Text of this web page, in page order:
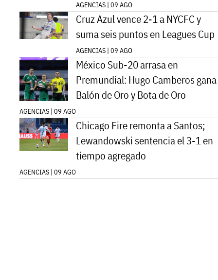
AGENCIAS | 09 AGO
Cruz Azul vence 2-1 a NYCFC y
suma seis puntos en Leagues Cup
AGENCIAS | 09 AGO
México Sub-20 arrasa en
Premundial: Hugo Camberos gana
Balón de Oro y Bota de Oro
AGENCIAS | 09 AGO
Chicago Fire remonta a Santos;
Lewandowski sentencia el 3-1 en
tiempo agregado
AGENCIAS | 09 AGO